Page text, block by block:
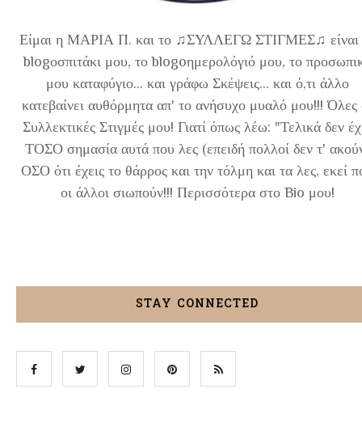
Είμαι η ΜΑΡΙΑ Π. και το ♫ΣΥΛΛΕΓΩ ΣΤΙΓΜΕΣ♫ είναι
blogοσπιτάκι μου, το blogoημερολόγιό μου, το
μου καταφύγιο... και γράφω Σκέψεις... και ό,τι άλλο
κατεβαίνει αυθόρμητα απ' το ανήσυχο μυαλό μου!!! Όλες
Συλλεκτικές Στιγμές μου! Γιατί όπως λέω: "Τελικά δεν
ΤΟΣΟ σημασία αυτά που λες (επειδή πολλοί δεν τ'
ΟΣΟ ότι έχεις το θάρρος και την τόλμη και τα λες, εκεί
οι άλλοι σιωπούν!!! Περισσότερα στο Bio μου!
STAY CONNECTED